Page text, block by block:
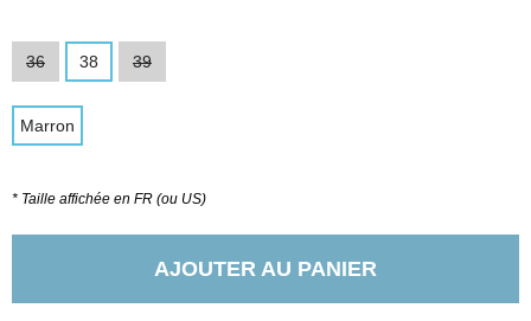
36 38 39
Marron
* Taille affichée en FR (ou US)
AJOUTER AU PANIER